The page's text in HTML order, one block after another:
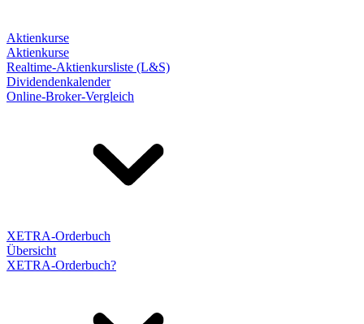
Aktienkurse
Aktienkurse
Realtime-Aktienkursliste (L&S)
Dividendenkalender
Online-Broker-Vergleich
XETRA-Orderbuch
Übersicht
XETRA-Orderbuch?